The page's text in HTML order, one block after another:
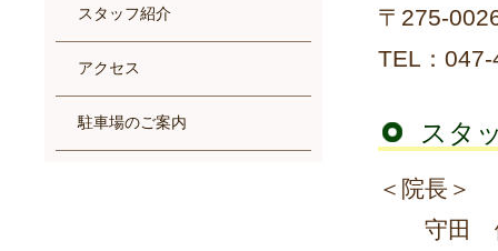
〒275-
TEL：
スタ
＜院長＞
守田
スタッフ紹介
アクセス
駐車場のご案内